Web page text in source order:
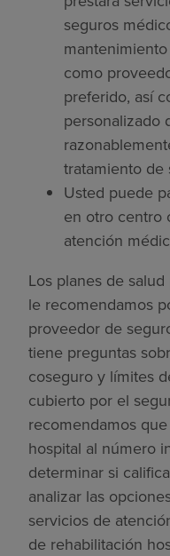
seguros
como
preferido, así
personalizado
tratamiento de
Usted puede
en otro centro
atención
Los planes de
le recomendamos
proveedor de
tiene preguntas
coseguro y límites
cubierto por el
recomendamos
hospital al número
determinar si
analizar las
servicios de
de rehabilitación